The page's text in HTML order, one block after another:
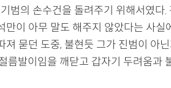
범의 손수건을 돌려주기 위해서였다.
이 아무 말도 해주지 않았다는 사실
묻던 도중, 불현듯 그가 진범이 아닌
름발이임을 깨닫고 갑자기 두려움과